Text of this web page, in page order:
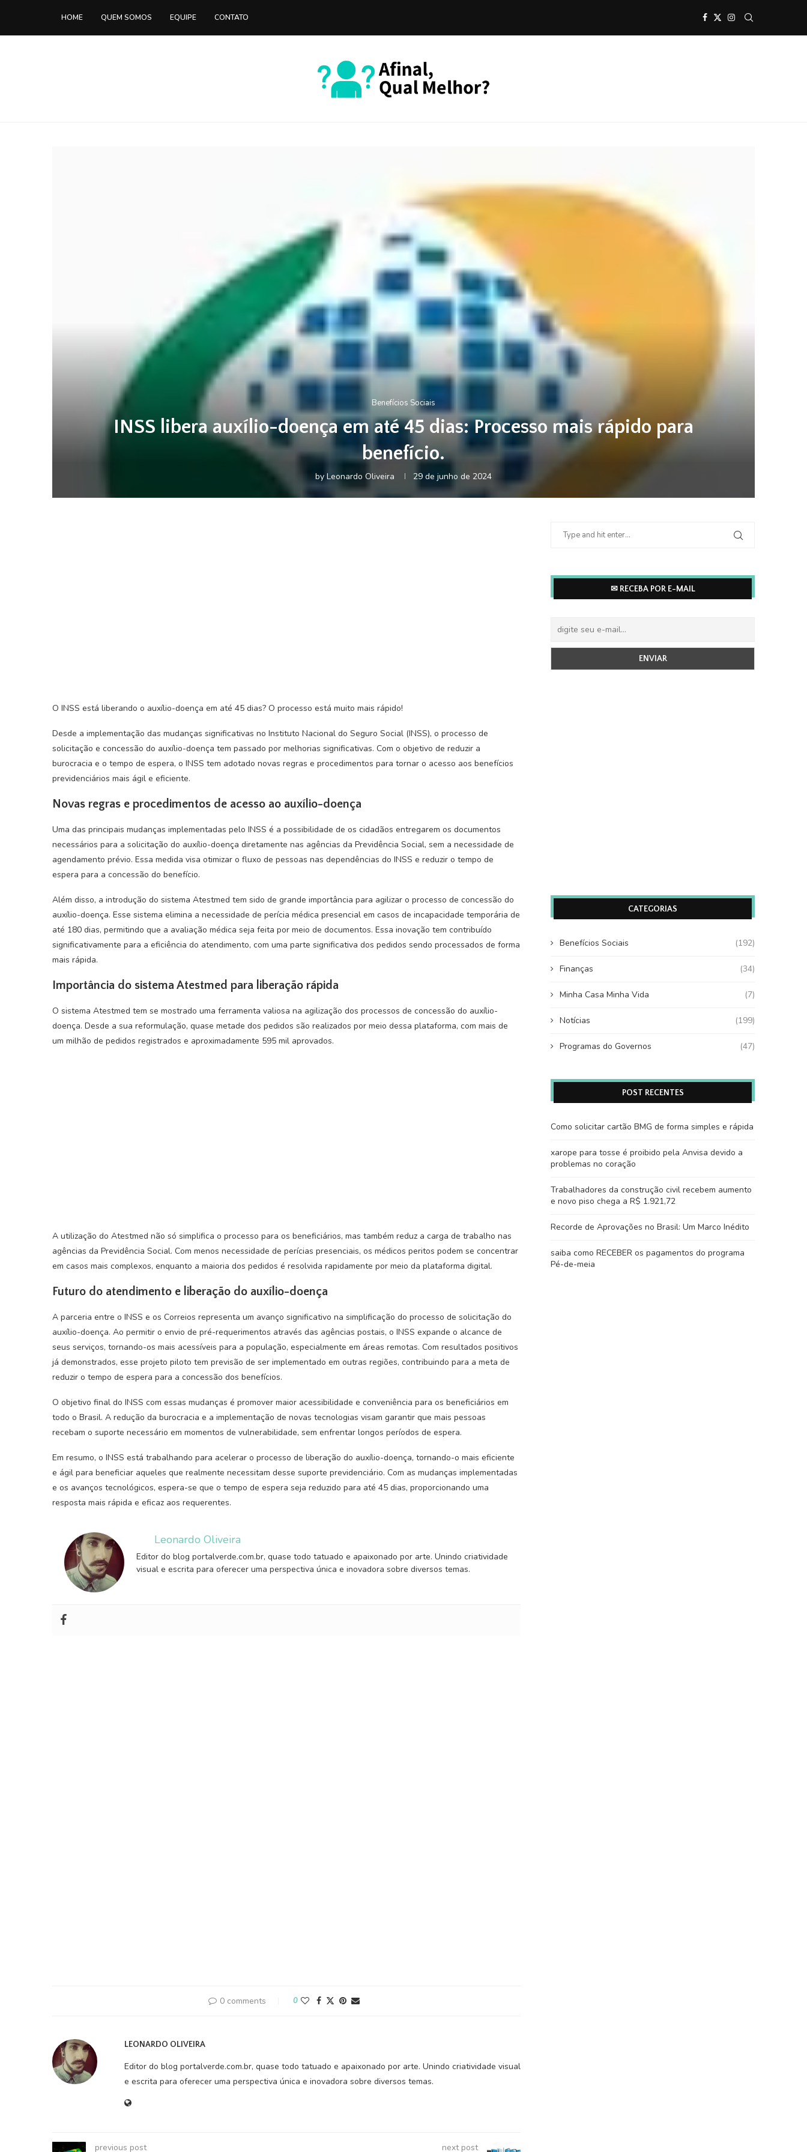
HOME QUEM SOMOS EQUIPE CONTATO
Benefícios Sociais
INSS libera auxílio-doença em até 45 dias: Processo mais rápido para
benefício.
by Leonardo Oliveira 29 de junho de 2024
O INSS está liberando o auxílio-doença em até 45 dias? O processo está muito mais rápido!
Desde a implementação das mudanças significativas no Instituto Nacional do Seguro Social (INSS), o processo de
solicitação e concessão do auxílio-doença tem passado por melhorias significativas. Com o objetivo de reduzir a
burocracia e o tempo de espera, o INSS tem adotado novas regras e procedimentos para tornar o acesso aos benefícios
previdenciários mais ágil e eficiente.
Novas regras e procedimentos de acesso ao auxílio-doença
Uma das principais mudanças implementadas pelo INSS é a possibilidade de os cidadãos entregarem os documentos
necessários para a solicitação do auxílio-doença diretamente nas agências da Previdência Social, sem a necessidade de
agendamento prévio. Essa medida visa otimizar o fluxo de pessoas nas dependências do INSS e reduzir o tempo de
espera para a concessão do benefício.
Além disso, a introdução do sistema Atestmed tem sido de grande importância para agilizar o processo de concessão do
auxílio-doença. Esse sistema elimina a necessidade de perícia médica presencial em casos de incapacidade temporária de
até 180 dias, permitindo que a avaliação médica seja feita por meio de documentos. Essa inovação tem contribuído
significativamente para a eficiência do atendimento, com uma parte significativa dos pedidos sendo processados de forma
mais rápida.
Importância do sistema Atestmed para liberação rápida
O sistema Atestmed tem se mostrado uma ferramenta valiosa na agilização dos processos de concessão do auxílio-
doença. Desde a sua reformulação, quase metade dos pedidos são realizados por meio dessa plataforma, com mais de
um milhão de pedidos registrados e aproximadamente 595 mil aprovados.
A utilização do Atestmed não só simplifica o processo para os beneficiários, mas também reduz a carga de trabalho nas
agências da Previdência Social. Com menos necessidade de perícias presenciais, os médicos peritos podem se concentrar
em casos mais complexos, enquanto a maioria dos pedidos é resolvida rapidamente por meio da plataforma digital.
Futuro do atendimento e liberação do auxílio-doença
A parceria entre o INSS e os Correios representa um avanço significativo na simplificação do processo de solicitação do
auxílio-doença. Ao permitir o envio de pré-requerimentos através das agências postais, o INSS expande o alcance de
seus serviços, tornando-os mais acessíveis para a população, especialmente em áreas remotas. Com resultados positivos
já demonstrados, esse projeto piloto tem previsão de ser implementado em outras regiões, contribuindo para a meta de
reduzir o tempo de espera para a concessão dos benefícios.
O objetivo final do INSS com essas mudanças é promover maior acessibilidade e conveniência para os beneficiários em
todo o Brasil. A redução da burocracia e a implementação de novas tecnologias visam garantir que mais pessoas
recebam o suporte necessário em momentos de vulnerabilidade, sem enfrentar longos períodos de espera.
Em resumo, o INSS está trabalhando para acelerar o processo de liberação do auxílio-doença, tornando-o mais eficiente
e ágil para beneficiar aqueles que realmente necessitam desse suporte previdenciário. Com as mudanças implementadas
e os avanços tecnológicos, espera-se que o tempo de espera seja reduzido para até 45 dias, proporcionando uma
resposta mais rápida e eficaz aos requerentes.
Leonardo Oliveira
Editor do blog portalverde.com.br, quase todo tatuado e apaixonado por arte. Unindo criatividade
visual e escrita para oferecer uma perspectiva única e inovadora sobre diversos temas.
0 comments 0
LEONARDO OLIVEIRA
Editor do blog portalverde.com.br, quase todo tatuado e apaixonado por arte. Unindo criatividade visual
e escrita para oferecer uma perspectiva única e inovadora sobre diversos temas.
previous post next post
✉ RECEBA POR E-MAIL
CATEGORIAS
Benefícios Sociais (192)
Finanças (34)
Minha Casa Minha Vida (7)
Notícias (199)
Programas do Governos (47)
POST RECENTES
Como solicitar cartão BMG de forma simples e rápida
xarope para tosse é proibido pela Anvisa devido a
problemas no coração
Trabalhadores da construção civil recebem aumento
e novo piso chega a R$ 1.921,72
Recorde de Aprovações no Brasil: Um Marco Inédito
saiba como RECEBER os pagamentos do programa
Pé-de-meia